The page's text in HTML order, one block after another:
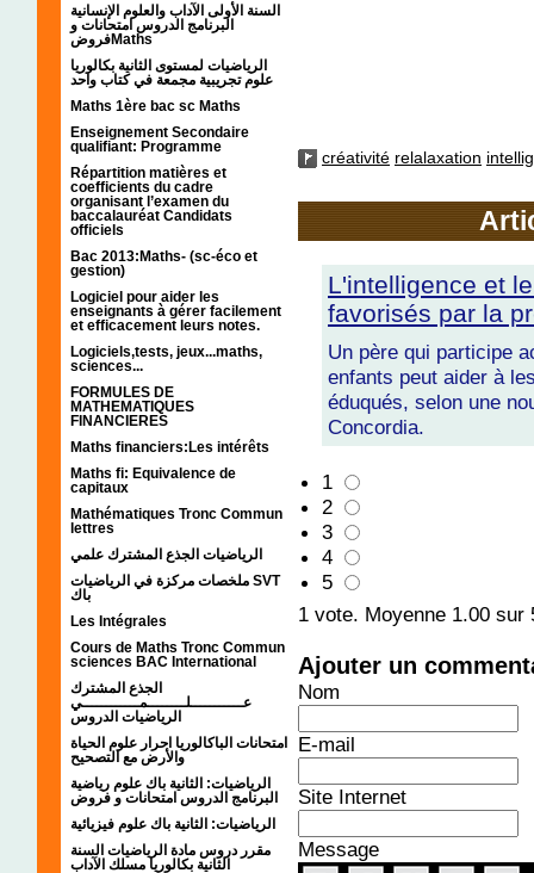
السنة الأولى الآداب والعلوم الإنسانية
البرنامج الدروس امتحانات و
فروضMaths
الرياضيات لمستوى الثانية بكالوريا
علوم تجريبية مجمعة في كتاب واحد
Maths 1ère bac sc Maths
Enseignement Secondaire
qualifiant: Programme
Répartition matières et
coefficients du cadre
organisant l’examen du
baccalauréat Candidats
officiels
Bac 2013:Maths- (sc-éco et
gestion)
Logiciel pour aider les
enseignants à gérer facilement
et efficacement leurs notes.
Logiciels,tests, jeux...maths,
sciences...
FORMULES DE
MATHEMATIQUES
FINANCIERES
Maths financiers:Les intérêts
Maths fi: Equivalence de
capitaux
Mathématiques Tronc Commun
lettres
الرياضيات الجذع المشترك علمي
ملخصات مركزة في الرياضيات SVT
باك
Les Intégrales
Cours de Maths Tronc Commun
sciences BAC International
الجذع المشترك
عـــــــــــلــــــــمــــــــــــي
الرياضيات الدروس
امتحانات الباكالوريا احرار علوم الحياة
والأرض مع التصحيح
الرياضيات: الثانية باك علوم رياضية
البرنامج الدروس امتحانات و فروض
الرياضيات: الثانية باك علوم فيزيائية
مقرر دروس مادة الرياضيات السنة
الثانية بكالوريا مسلك الآداب
créativité relalaxation
L'intelligence et
favorisés par la
Un père qui participe
enfants peut aider à
éduqués, selon une
Concordia.
1
2
3
4
5
1 vote. Moyenne 1.00 sur
Ajouter un
Nom
E-mail
Site Internet
Message